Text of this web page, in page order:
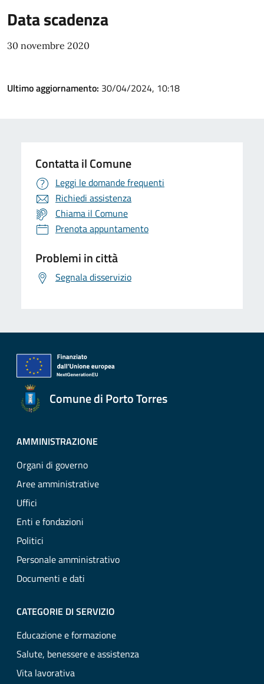
Data scadenza
30 novembre 2020
Ultimo aggiornamento: 30/04/2024, 10:18
Contatta il Comune
Leggi le domande frequenti
Richiedi assistenza
Chiama il Comune
Prenota appuntamento
Problemi in città
Segnala disservizio
Comune di Porto Torres
AMMINISTRAZIONE
Organi di governo
Aree amministrative
Uffici
Enti e fondazioni
Politici
Personale amministrativo
Documenti e dati
CATEGORIE DI SERVIZIO
Educazione e formazione
Salute, benessere e assistenza
Vita lavorativa